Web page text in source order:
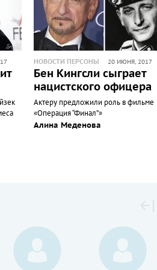
НОВОСТИ ПЕРСОНЫ 20 ИЮНЯ, 2017
Бен Кингсли сыграет
нацистского офицера
Актеру предложили роль в фильме
«Операция “Финал”»
Алина Меденова